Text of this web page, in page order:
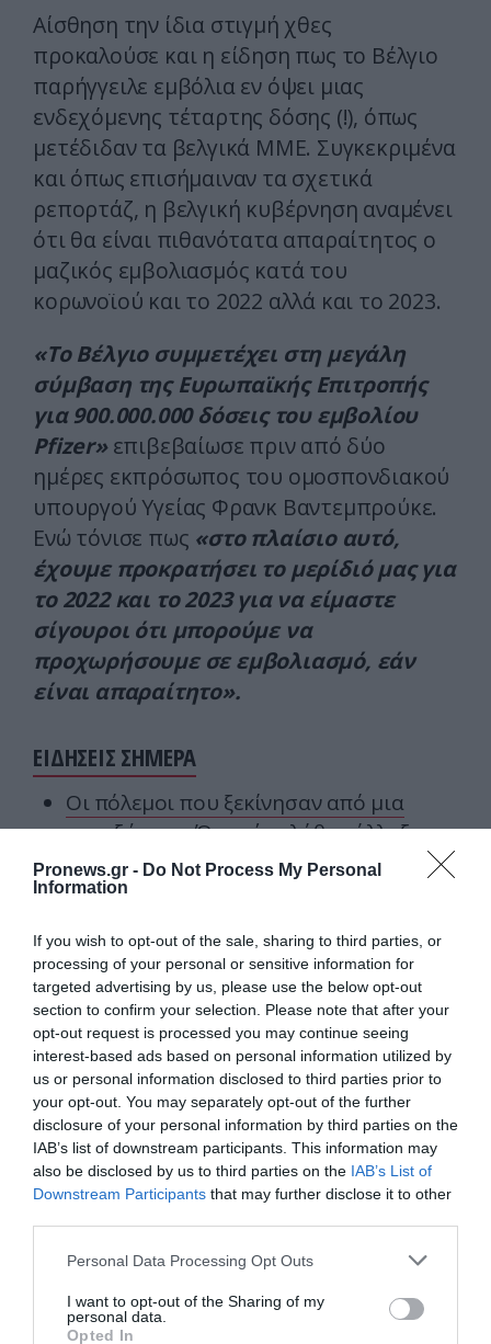
Pronews.gr - Do Not Process My Personal
Information
If you wish to opt-out of the sale, sharing to third parties, or
processing of your personal or sensitive information for
targeted advertising by us, please use the below opt-out
section to confirm your selection. Please note that after your
opt-out request is processed you may continue seeing
interest-based ads based on personal information utilized by
us or personal information disclosed to third parties prior to
your opt-out. You may separately opt-out of the further
disclosure of your personal information by third parties on the
IAB’s list of downstream participants. This information may
also be disclosed by us to third parties on the IAB’s List of
Downstream Participants that may further disclose it to other
Please note that this website/app uses one or more Google
not limited to your visit or usage behaviour. You may click to
grant or deny consent to Google and its third-party tags to
Personal Data Processing Opt Outs
I want to opt-out of the Sharing of my
personal data.
Opted In
Αίσθηση την ίδια στιγμή χθες
προκαλούσε και η είδηση πως το Βέλγιο
παρήγγειλε εμβόλια εν όψει μιας
ενδεχόμενης τέταρτης δόσης (!), όπως
μετέδιδαν τα βελγικά ΜΜΕ. Συγκεκριμένα
και όπως επισήμαιναν τα σχετικά
ρεπορτάζ, η βελγική κυβέρνηση αναμένει
ότι θα είναι πιθανότατα απαραίτητος ο
μαζικός εμβολιασμός κατά του
κορωνοϊού και το 2022 αλλά και το 2023.
«Το Βέλγιο συμμετέχει στη μεγάλη
σύμβαση της Ευρωπαϊκής Επιτροπής
για 900.000.000 δόσεις του εμβολίου
Pfizer»επιβεβαίωσε πριν από δύο
ημέρες εκπρόσωπος του ομοσπονδιακού
υπουργού Υγείας Φρανκ Βαντεμπρούκε.
Ενώ τόνισε πως «στο πλαίσιο αυτό,
έχουμε προκρατήσει το μερίδιό μας για
το 2022 και το 2023 για να είμαστε
σίγουροι ότι μπορούμε να
προχωρήσουμε σε εμβολιασμό, εάν
είναι απαραίτητο».
ΕΙΔΗΣΕΙΣ ΣΗΜΕΡΑ
Οι πόλεμοι που ξεκίνησαν από μια
παρεξήγηση: Όταν ένα λάθος άλλαξε την
ιστορία
Μειωμένη η διέλευση πλοίων στα Στενά
του Ορμούζ: Μόλις 33 διέσχισαν το
θαλάσσιο πέρασμα μέσα σε 4 ημέρες
Περού: Η στιγμή που μαέστρος
επιτίθεται σεξουαλικά σε 26χρονη
τραγουδίστρια – Έντονες αντιδράσεις
(βίντεο)
Ακολουθήστε τοpronews.grστο
Google News και μάθετε πρώτοι όλες
τις ειδήσεις
Twitch,X,Telegram